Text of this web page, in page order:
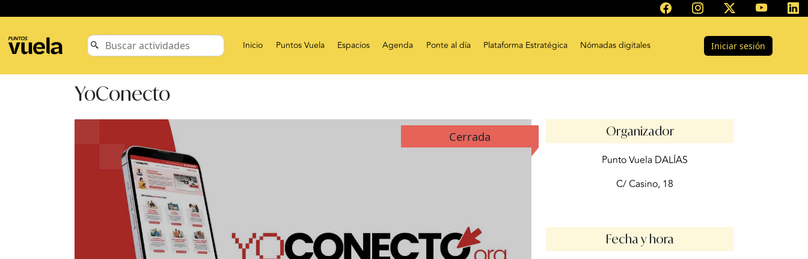
Inicio Puntos Vuela Espacios Agenda Ponte al día Plataforma Estratégica Nómadas digitales Iniciar sesión
YoConecto
Cerrada Organizador
Punto Vuela DALÍAS
C/ Casino, 18
Fecha y hora